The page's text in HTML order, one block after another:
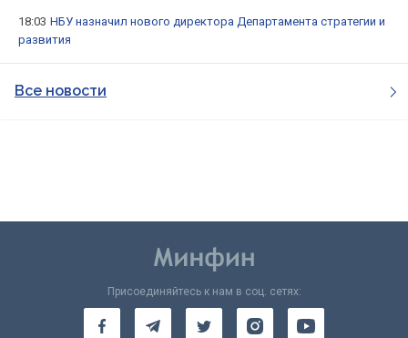
18:03 НБУ назначил нового директора Департамента стратегии и
развития
Все новости
Присоединяйтесь к нам в соц. сетях: